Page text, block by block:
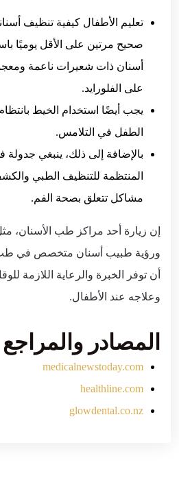
تعليم الأطفال كيفية تنظيف
صحيح مرتين على الأقل يوميًا
أسنان ذات شعيرات ناعمة
على الفلورايد.
يجب أيضًا استخدام الخيط
الطفل في التلامس.
بالإضافة إلى ذلك، ينبغي
المنتظمة للتنظيف الطبي
مشاكل تتعلق بصحة الفم.
إن زيارة أحد مراكز طب الأسنان،
ورؤية طبيب أسنان متخصص في طب
أن توفر الخبرة والرعاية اللازمة
وعلاجه عند الأطفال.
المصادر
medicalnewstoday.com
healthline.com
glowdental.co.nz